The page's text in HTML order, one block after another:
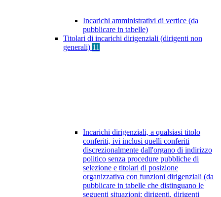
Incarichi amministrativi di vertice (da
pubblicare in tabelle)
Titolari di incarichi dirigenziali (dirigenti non
generali) 11
Incarichi dirigenziali, a qualsiasi titolo
conferiti, ivi inclusi quelli conferiti
discrezionalmente dall'organo di indirizzo
politico senza procedure pubbliche di
selezione e titolari di posizione
organizzativa con funzioni dirigenziali (da
pubblicare in tabelle che distinguano le
seguenti situazioni: dirigenti, dirigenti